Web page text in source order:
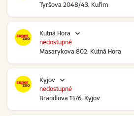
Tyršova 2048/43, Kuřim
Kutná Hora
Masarykova 802, Kutná Hora
nedostupné
Kyjov
Brandlova 1376, Kyjov
nedostupné